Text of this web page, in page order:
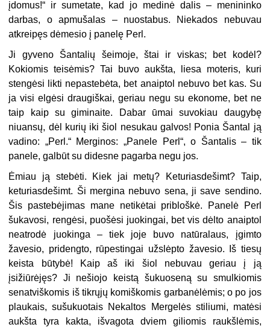
įdomus!“ ir sumetate, kad jo medinė dalis – menininko
darbas, o apmušalas – nuostabus. Niekados nebuvau
atkreipęs dėmesio į panelę Perl.
Ji gyveno Šantalių šeimoje, štai ir viskas; bet kodėl?
Kokiomis teisėmis? Tai buvo aukšta, liesa moteris, kuri
stengėsi likti nepastebėta, bet anaiptol nebuvo bet kas. Su
ja visi elgėsi draugiškai, geriau negu su ekonome, bet ne
taip kaip su giminaite. Dabar ūmai suvokiau daugybę
niuansų, dėl kurių iki šiol nesukau galvos! Ponia Šantal ją
vadino: „Perl.“ Merginos: „Panele Perl“, o Šantalis – tik
panele, galbūt su didesne pagarba negu jos.
Ėmiau ją stebėti. Kiek jai metų? Keturiasdešimt? Taip,
keturiasdešimt. Ši mergina nebuvo sena, ji save sendino.
Šis pastebėjimas mane netikėtai pribloškė. Panelė Perl
šukavosi, rengėsi, puošėsi juokingai, bet vis dėlto anaiptol
neatrodė juokinga – tiek joje buvo natūralaus, įgimto
žavesio, pridengto, rūpestingai užslėpto žavesio. Iš tiesų
keista būtybė! Kaip aš iki šiol nebuvau geriau į ją
įsižiūrėjęs? Ji nešiojo keistą šukuoseną su smulkiomis
senatviškomis iš tikrųjų komiškomis garbanėlėmis; o po jos
plaukais, sušukuotais Nekaltos Mergelės stiliumi, matėsi
aukšta tyra kakta, išvagota dviem giliomis raukšlėmis,